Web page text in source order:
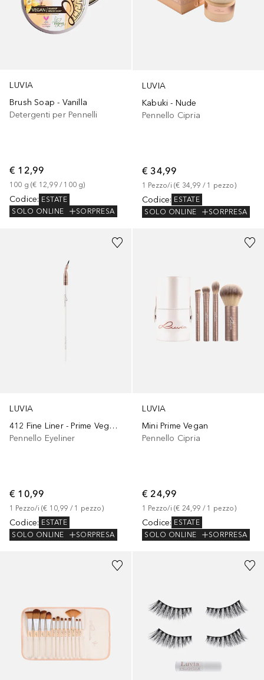
LUVIA
Brush Soap - Vanilla
Detergenti per Pennelli
€ 12,99
100 g (€ 12,99 / 100 g)
Codice: ESTATE
SOLO ONLINE
SORPRESA
LUVIA
Kabuki - Nude
Pennello Cipria
€ 34,99
1 Pezzo/i (€ 34,99 / 1 pezzo)
Codice: ESTATE
SOLO ONLINE
SORPRESA
LUVIA
412 Fine Liner - Prime Vegan Elegance
Pennello Eyeliner
€ 10,99
1 Pezzo/i (€ 10,99 / 1 pezzo)
Codice: ESTATE
SOLO ONLINE
SORPRESA
LUVIA
Mini Prime Vegan
Pennello Cipria
€ 24,99
1 Pezzo/i (€ 24,99 / 1 pezzo)
Codice: ESTATE
SOLO ONLINE
SORPRESA